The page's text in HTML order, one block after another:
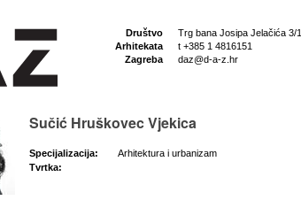
Društvo
Arhitekata
Zagreba
Trg bana Josipa Jelačića 3/1
t +385 1 4816151
daz@d-a-z.hr
Sučić Hruškovec Vjekica
Specijalizacija:
Arhitektura i urbanizam
Tvrtka: